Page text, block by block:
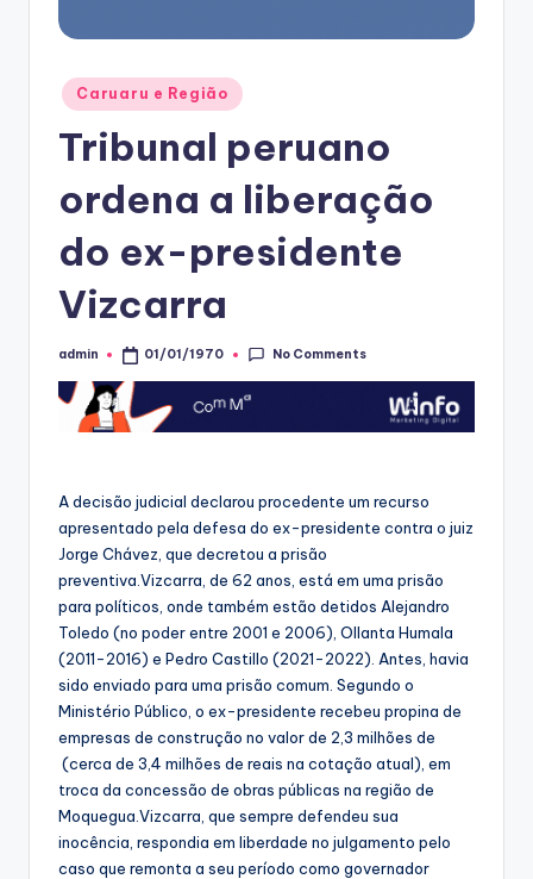
Posted
in
Caruaru e Região
Tribunal peruano
ordena a liberação
do ex-presidente
Vizcarra
Posted
admin 01/01/1970 No Comments
A decisão judicial declarou procedente um recurso
apresentado pela defesa do ex-presidente contra o juiz
Jorge Chávez, que decretou a prisão
preventiva.Vizcarra, de 62 anos, está em uma prisão
para políticos, onde também estão detidos Alejandro
Toledo (no poder entre 2001 e 2006), Ollanta Humala
(2011-2016) e Pedro Castillo (2021-2022). Antes, havia
sido enviado para uma prisão comum. Segundo o
Ministério Público, o ex-presidente recebeu propina de
empresas de construção no valor de 2,3 milhões de
(cerca de 3,4 milhões de reais na cotação atual), em
troca da concessão de obras públicas na região de
Moquegua.Vizcarra, que sempre defendeu sua
inocência, respondia em liberdade no julgamento pelo
caso que remonta a seu período como governador